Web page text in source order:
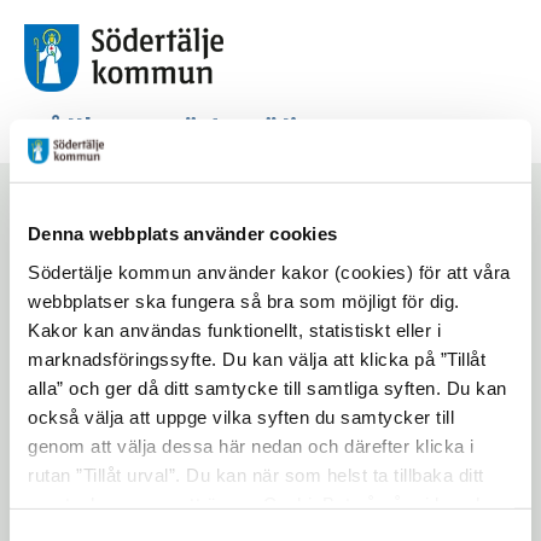
Denna webbplats använder cookies
Södertälje kommun använder kakor (cookies) för att våra
webbplatser ska fungera så bra som möjligt för dig.
Kakor kan användas funktionellt, statistiskt eller i
marknadsföringssyfte. Du kan välja att klicka på ”Tillåt
alla” och ger då ditt samtycke till samtliga syften. Du kan
också välja att uppge vilka syften du samtycker till
genom att välja dessa här nedan och därefter klicka i
rutan ”Tillåt urval”. Du kan när som helst ta tillbaka ditt
Hållbara Södertälje
StartEkologisk hållbarhet
Ny
investeringsbudget
för papperskorgar
Lyssna på sidan Dela